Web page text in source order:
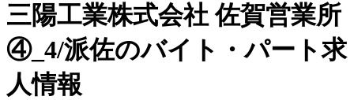
三陽工業株式会社 佐賀営業所
④_4/派佐のバイト・パート求
人情報